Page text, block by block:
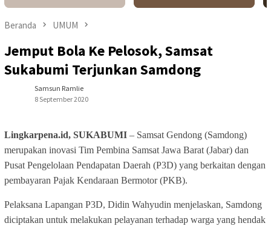
Beranda UMUM
Jemput Bola Ke Pelosok, Samsat
Sukabumi Terjunkan Samdong
Samsun Ramlie
8 September 2020
Lingkarpena.id, SUKABUMI – Samsat Gendong (Samdong)
merupakan inovasi Tim Pembina Samsat Jawa Barat (Jabar) dan
Pusat Pengelolaan Pendapatan Daerah (P3D) yang berkaitan dengan
pembayaran Pajak Kendaraan Bermotor (PKB).
Pelaksana Lapangan P3D, Didin Wahyudin menjelaskan, Samdong
diciptakan untuk melakukan pelayanan terhadap warga yang hendak